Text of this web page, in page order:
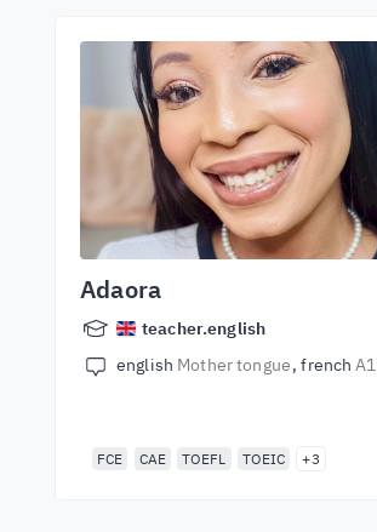
Adaora
teacher.english
english Mother tongue frenchA1
FCE CAE TOEFL TOEIC +3